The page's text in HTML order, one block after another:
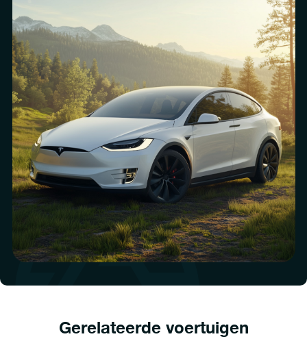
Gerelateerde voertuigen